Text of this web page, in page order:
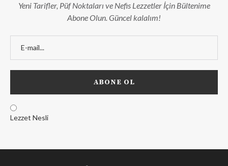
Yeni Tarifler, Püf Noktaları ve Nefis Lezzetler İçin Bültenime
Abone Olun. Güncel kalalım!
Lezzet Nesli